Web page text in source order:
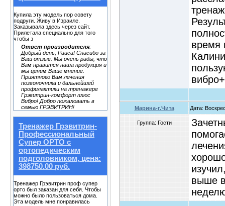
Купила эту модель пор совету
подруги. Живу в Израиле.
Заказывала здесь через сайт.
Прилетала специально для того
чтобы з
Ответ производителя:
Добрый день, Раиса! Спасибо за
Ваш отзыв. Мы очень рады, что
Вам нравится наша продукция и
мы ценим Ваше мнение.
Приятного Вам лечения
позвоночника и дальнейшей
профилактики на тренажере
Грэвитрин-комфорт плюс
Вибро! Добро пожаловать в
семью ГРЭВИТРИН!
Тренажер Грэвитрин-
Профессиональный
Супер ОРТО с
ортопедическим
подголовником, цена:
398750.00 руб.
Тренажер Грэвитрин проф супер
орто был заказан для себя. Чтобы
можно было пользоваться дома.
Эта модель мне понравилась
время
Марина-г.Чита Дата:
Группа: Гости
выше